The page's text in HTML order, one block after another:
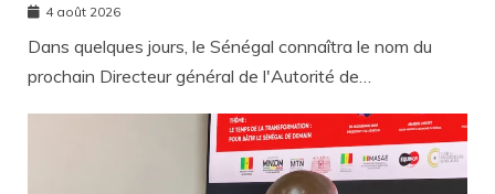
CELUI DE DEMAIN ?
4 août 2026
Dans quelques jours, le Sénégal connaîtra le nom du
prochain Directeur général de l'Autorité de…